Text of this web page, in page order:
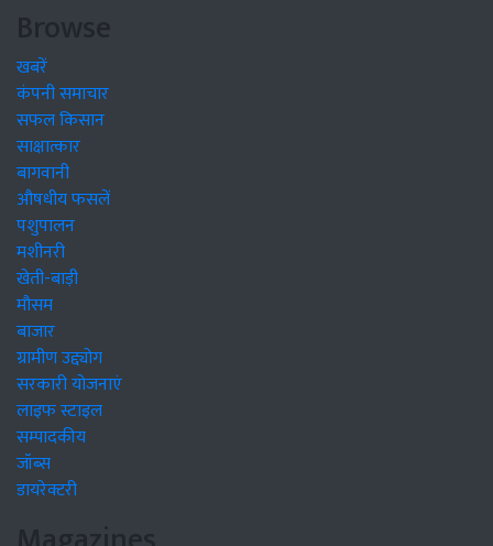
Browse
खबरें
कंपनी समाचार
सफल किसान
साक्षात्कार
बागवानी
औषधीय फसलें
पशुपालन
मशीनरी
खेती-बाड़ी
मौसम
बाजार
ग्रामीण उद्द्योग
सरकारी योजनाएं
लाइफ स्टाइल
सम्पादकीय
जॉब्स
डायरेक्टरी